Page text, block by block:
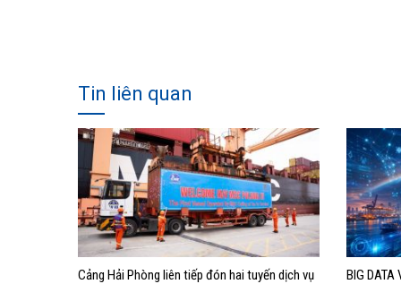
Tin liên quan
Cảng Hải Phòng liên tiếp đón hai tuyến dịch vụ
BIG